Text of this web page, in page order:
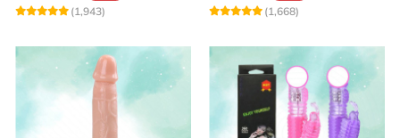
(1,943)
(1,668)